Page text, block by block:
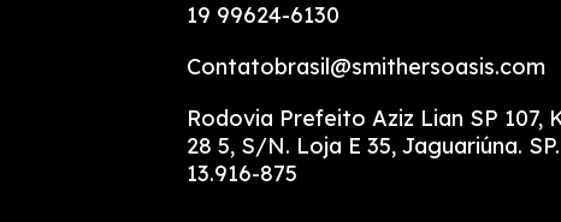
19 99624-6130
Contatobrasil@smithersoasis.com
Rodovia Prefeito Aziz Lian SP 107,
28 5, S/N. Loja E 35, Jaguariúna. SP.
13.916-875